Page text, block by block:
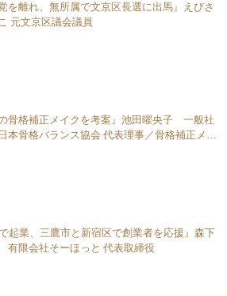
を離れ、無所属で文京区長選に出馬』えびさ
わけいこ 元文京区議会議員
の骨格補正メイクを考案』池田曜央子 一般社
本骨格バランス協会 代表理事／骨格補正メイ
で起業、三鷹市と新宿区で創業者を応援』森下
有限会社そーほっと 代表取締役